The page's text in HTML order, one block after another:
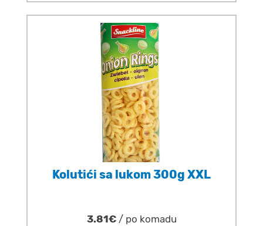
Kolutići sa lukom 300g XXL
3.81€ / po komadu